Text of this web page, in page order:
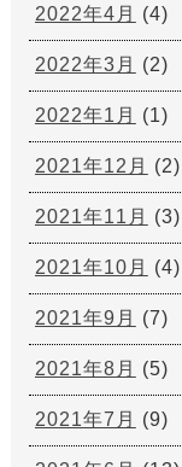
2022年4月 (4)
2022年3月 (2)
2022年1月 (1)
2021年12月 (2)
2021年11月 (3)
2021年10月 (4)
2021年9月 (7)
2021年8月 (5)
2021年7月 (9)